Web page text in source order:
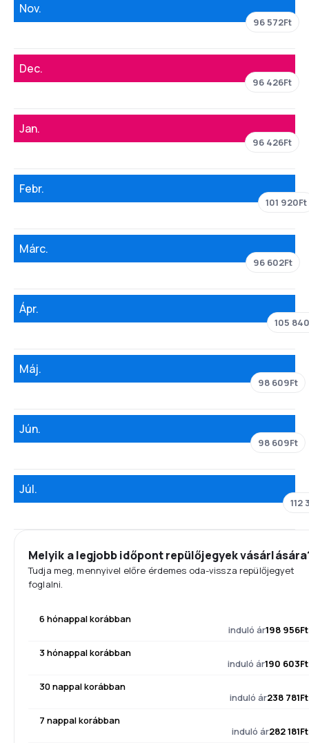
Nov.
96 572Ft
Dec.
96 426Ft
Jan.
96 426Ft
Febr.
101 920Ft
Márc.
96 602Ft
Ápr.
105
Máj.
98 609Ft
Jún.
98 609Ft
Júl.
112
Melyik a legjobb időpont repülőjegyek
Tudja meg, mennyivel előre érdemes oda-vissza repülőjegyet
foglalni.
6 hónappal korábban
induló ár198 956Ft
3 hónappal korábban
induló ár190 603Ft
30 nappal korábban
induló ár238 781Ft
7 nappal korábban
induló ár282 181Ft